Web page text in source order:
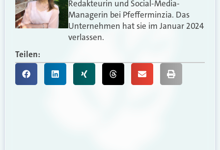
Redakteurin und Social-Media-
Managerin bei Pfefferminzia. Das
Unternehmen hat sie im Januar 2024
verlassen.
Teilen: